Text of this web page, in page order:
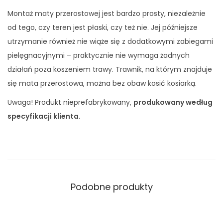
Montaż maty przerostowej jest bardzo prosty, niezależnie
od tego, czy teren jest płaski, czy też nie. Jej późniejsze
utrzymanie również nie wiąże się z dodatkowymi zabiegami
pielęgnacyjnymi – praktycznie nie wymaga żadnych
działań poza koszeniem trawy. Trawnik, na którym znajduje
się mata przerostowa, można bez obaw kosić kosiarką.
Uwaga! Produkt nieprefabrykowany, produkowany według
specyfikacji klienta.
Podobne produkty